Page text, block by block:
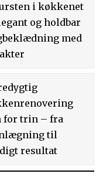
i køkkenet
og holdbar
med
for trin – fra
til
resultat